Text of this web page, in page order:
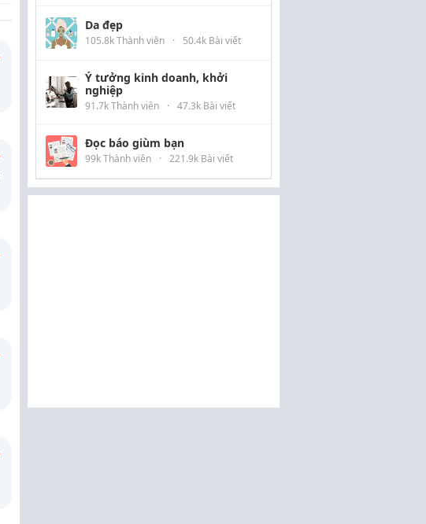
Da đẹp
105.8k Thành viên · 50.4k Bài viết
Ý tưởng kinh doanh, khởi
nghiệp
91.7k Thành viên · 47.3k Bài viết
Đọc báo giùm bạn
99k Thành viên · 221.9k Bài viết